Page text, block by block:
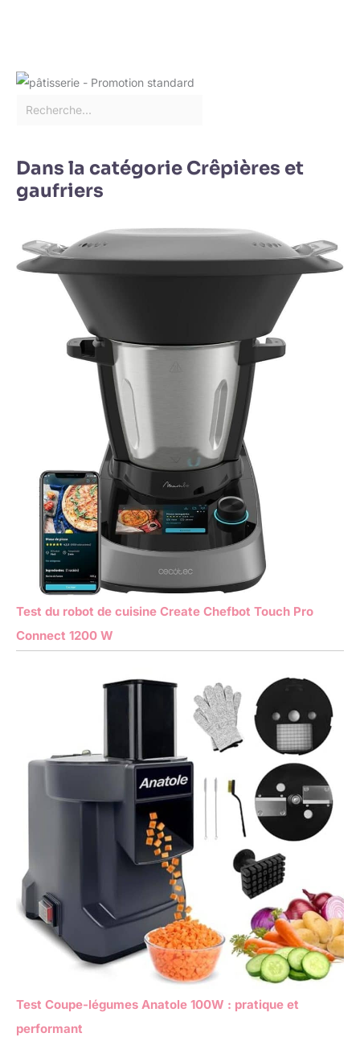
Dans la catégorie Crêpières et
gaufriers
Test du robot de cuisine Create Chefbot Touch Pro
Connect 1200 W
Test Coupe-légumes Anatole 100W : pratique et
performant